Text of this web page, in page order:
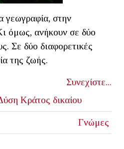
γεωγραφία, στην
όμως, ανήκουν σε δύο
Σε δύο διαφορετικές
της ζωής.
Συνεχίστε...
Κράτος δικαίου
Γνώμες